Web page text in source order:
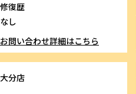
修復歴
なし
お問い合わせ詳細はこちら
大分店